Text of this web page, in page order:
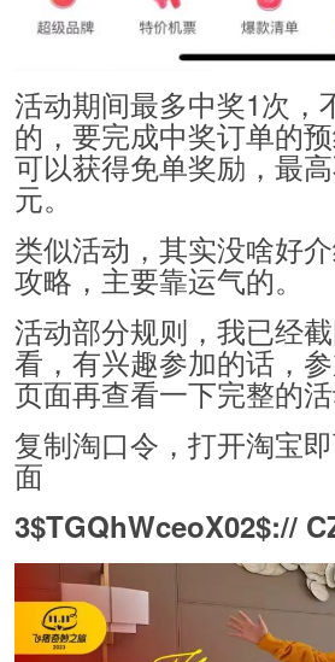
活动期间最多中奖1次，
的，要完成中奖订单的
可以获得免单奖励，最
元。
类似活动，其实没啥好
攻略，主要靠运气的。
活动部分规则，我已经
看，有兴趣参加的话，
页面再查看一下完整的活
复制淘口令，打开淘宝
面
3$TGQhWceoX02$://